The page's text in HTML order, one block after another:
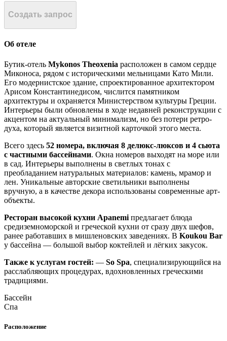
Создать запрос
Об отеле
Бутик-отель Mykonos Theoxenia расположен в самом сердце
Миконоса, рядом с историческими мельницами Като Мили.
Его модернистское здание, спроектированное архитектором
Арисом Константинедисом, числится памятником
архитектуры и охраняется Министерством культуры Греции.
Интерьеры были обновлены в ходе недавней реконструкции с
акцентом на актуальный минимализм, но без потери ретро-
духа, который является визитной карточкой этого места.
Всего здесь 52 номера, включая 8 делюкс-люксов и 4 сьюта
с частными бассейнами. Окна номеров выходят на море или
в сад. Интерьеры выполнены в светлых тонах с
преобладанием натуральных материалов: камень, мрамор и
лен. Уникальные авторские светильники выполнены
вручную, а в качестве декора использованы современные арт-
объекты.
Ресторан высокой кухни Apanemi предлагает блюда
средиземноморской и греческой кухни от сразу двух шефов,
ранее работавших в мишленовских заведениях. В Koukou Bar
у бассейна — большой выбор коктейлей и лёгких закусок.
Также к услугам гостей: — So Spa, специализирующийся на
расслабляющих процедурах, вдохновленных греческими
традициями.
Бассейн
Спа
Расположение